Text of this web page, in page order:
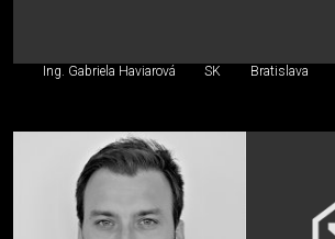
Ing. Gabriela Haviarová SK Bratislava